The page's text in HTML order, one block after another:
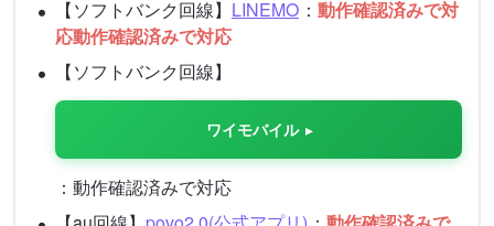
【ソフトバンク回線】 LINEMO ： 動作確認済みで対
応動作確認済みで対応
【ソフトバンク回線】
ワイモバイル
：動作確認済みで対応